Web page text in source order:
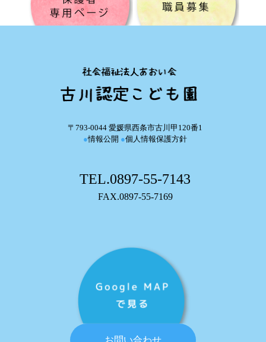
〒793-0044 愛媛県西条市古川甲120番1
●情報公開 ●個人情報保護方針
TEL.0897-55-7143
FAX.0897-55-7169
お問い合わせ